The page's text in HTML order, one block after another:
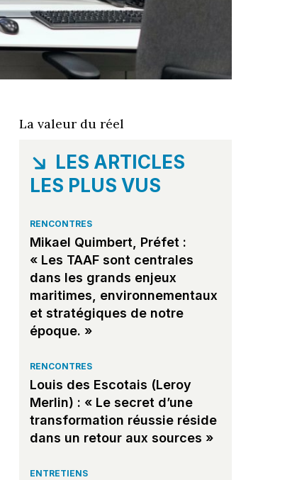
La valeur du réel
LES ARTICLES
LES PLUS VUS
RENCONTRES
Mikael Quimbert, Préfet :
« Les TAAF sont centrales
dans les grands enjeux
maritimes, environnementaux
et stratégiques de notre
époque. »
RENCONTRES
Louis des Escotais (Leroy
Merlin) : « Le secret d’une
transformation réussie réside
dans un retour aux sources »
ENTRETIENS